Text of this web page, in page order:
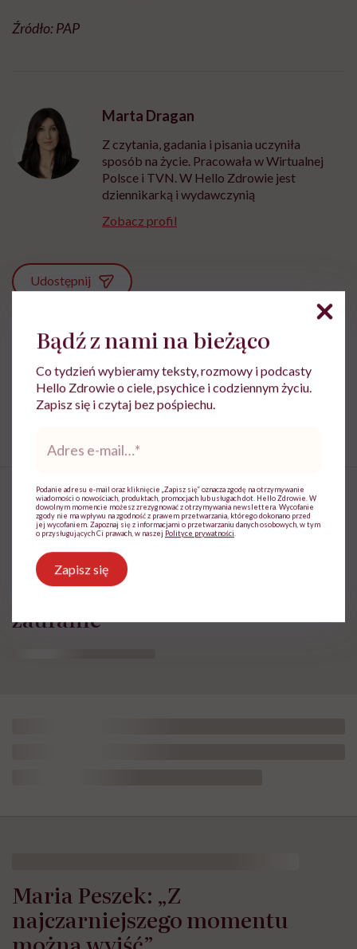
Źródło: PAP
Marta Dragan
Z czytania, gadania i pisania uczyniła
sposób na życie. Pracowała w Wirtualnej
Polsce i TVN. W Hello Zdrowie jest
dziennikarką i wydawczynią
Zobacz profil
Udostępnij
Powiązane tematy:
Choroby psychiczne depresja
Zdrowie psychiczne
Monika Sobień-Górska: „Trzeba
bardzo uważać, komu oddajemy
swoją wrażliwość, pieniądze i
zaufanie”
Maria Peszek: „Z
najczarniejszego momentu
Bądź z nami na bieżąco
Co tydzień wybieramy teksty, rozmowy i podcasty
Hello Zdrowie o ciele, psychice i codziennym życiu.
Zapisz się i czytaj bez pośpiechu.
*
Podanie adresu e-mail oraz kliknięcie „Zapisz się” oznacza zgodę na otrzymywanie
wiadomości o nowościach, produktach, promocjach lub usługach dot. Hello Zdrowie. W
dowolnym momencie możesz zrezygnować z otrzymywania newslettera. Wycofanie
zgody nie ma wpływu na zgodność z prawem przetwarzania, którego dokonano przed
jej wycofaniem. Zapoznaj się z informacjami o przetwarzaniu danych osobowych, w tym
o przysługujących Ci prawach, w naszej Polityce prywatności
Zapisz się